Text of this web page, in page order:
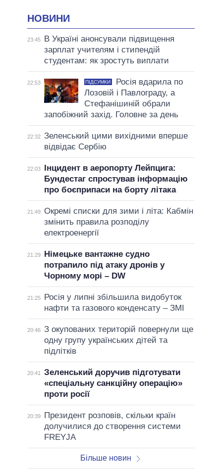
НОВИНИ
23:45
В Україні анонсували підвищення
зарплат учителям і стипендій
студентам: як зростуть виплати
22:53 ПІДСУМКИ
Росія вдарила по
Лозовій і Павлограду, а
Стефанішиній обрали
запобіжний захід. Головне за день
22:32 Зеленський цими вихідними вперше
відвідає Сербію
22:03
Інцидент в аеропорту Лейпцига:
Бундестаг спростував інформацію
про боєприпаси на борту літака
21:49 Окремі списки для зими і літа: Кабмін
змінить правила розподілу
електроенергії
21:29
Німецьке вантажне судно
потрапило під атаку дронів у
Чорному морі – DW
21:25
Росія у липні збільшила видобуток
нафти та газового конденсату – ЗМІ
20:46 З окупованих територій повернули ще
одну групу українських дітей та
підлітків
20:41
Зеленський доручив підготувати
«спеціальну санкційну операцію»
проти росії
20:39
Президент розповів, скільки країн
долучилися до створення системи
FREYJA
Більше новин